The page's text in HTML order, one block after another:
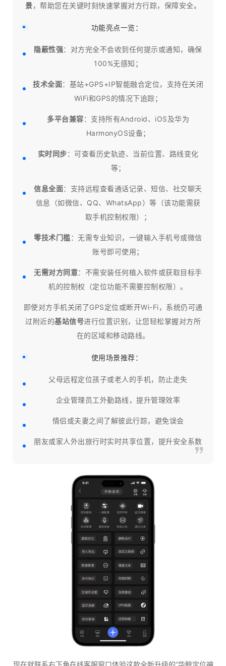
景，帮助您在关键时刻快速掌握对方行踪，保障安全。
功能亮点一览：
隐蔽性强：对方完全不会收到任何提示或通知，确保
100%无感知；
技术全面：基站+GPS+IP智能融合定位，支持在关闭
WiFi和GPS的情况下追踪；
多平台兼容：支持所有Android、iOS及华为
HarmonyOS设备；
实时同步：可查看历史轨迹、当前位置、路线变化
等；
信息全面：支持远程查看通话记录、短信、社交聊天
信息（如微信、QQ、WhatsApp）等（该功能需获
取手机控制权限）；
零技术门槛：无需专业知识，一键输入手机号或微信
账号即可使用；
无需对方同意：不需安装任何植入软件或获取目标手
机的控制权（定位功能不需要控制权限）。
即使对方手机关闭了GPS定位或断开Wi-Fi，系统仍可通
过附近的基站信号进行位置识别，让您轻松掌握对方所
在的区域和移动路线。
使用场景推荐：
父母远程定位孩子或老人的手机，防止走失
企业管理员工外勤路线，提升管理效率
情侣或夫妻之间了解彼此行踪，避免误会
朋友或家人外出旅行时实时共享位置，提升安全系数
现在就联系右下角在线客服窗口体验这款全新升级的“华鲸定位神